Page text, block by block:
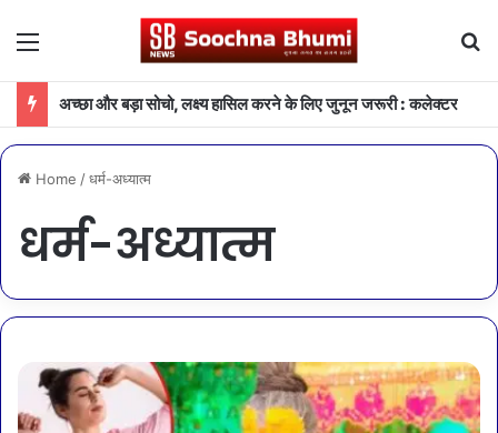
Menu
अच्छा और बड़ा सोचो, लक्ष्य हासिल करने के लिए जुनून जरूरी : कलेक्टर
Home /धर्म-अध्यात्म
धर्म-अध्यात्म